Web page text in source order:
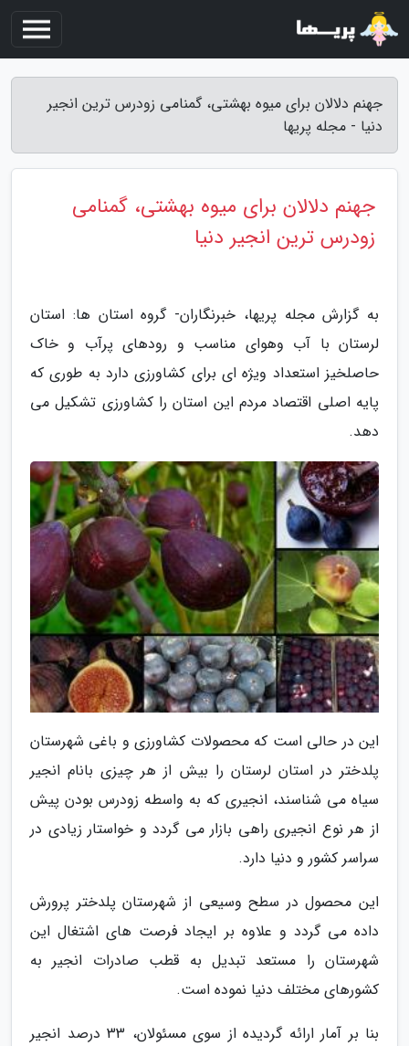
جهنم دلالان برای میوه بهشتی، گمنامی زودرس ترین انجیر
دنیا - مجله پریها
جهنم دلالان برای میوه بهشتی، گمنامی
زودرس ترین انجیر دنیا
به گزارش مجله پریها، خبرنگاران- گروه استان ها: استان
لرستان با آب وهوای مناسب و رودهای پرآب و خاک
حاصلخیز استعداد ویژه ای برای کشاورزی دارد به طوری که
پایه اصلی اقتصاد مردم این استان را کشاورزی تشکیل می
دهد.
این در حالی است که محصولات کشاورزی و باغی شهرستان
پلدختر در استان لرستان را بیش از هر چیزی بانام انجیر
سیاه می شناسند، انجیری که به واسطه زودرس بودن پیش
از هر نوع انجیری راهی بازار می گردد و خواستار زیادی در
سراسر کشور و دنیا دارد.
این محصول در سطح وسیعی از شهرستان پلدختر پرورش
داده می گردد و علاوه بر ایجاد فرصت های اشتغال این
شهرستان را مستعد تبدیل به قطب صادرات انجیر به
کشورهای مختلف دنیا نموده است.
بنا بر آمار ارائه گردیده از سوی مسئولان، 33 درصد انجیر